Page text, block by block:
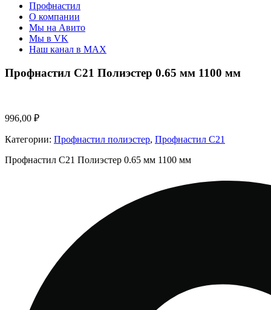
Профнастил
О компании
Мы на Авито
Мы в VK
Наш канал в MAX
Профнастил С21 Полиэстер 0.65 мм 1100 мм
996,00 ₽
Категории: Профнастил полиэстер, Профнастил С21
Профнастил С21 Полиэстер 0.65 мм 1100 мм